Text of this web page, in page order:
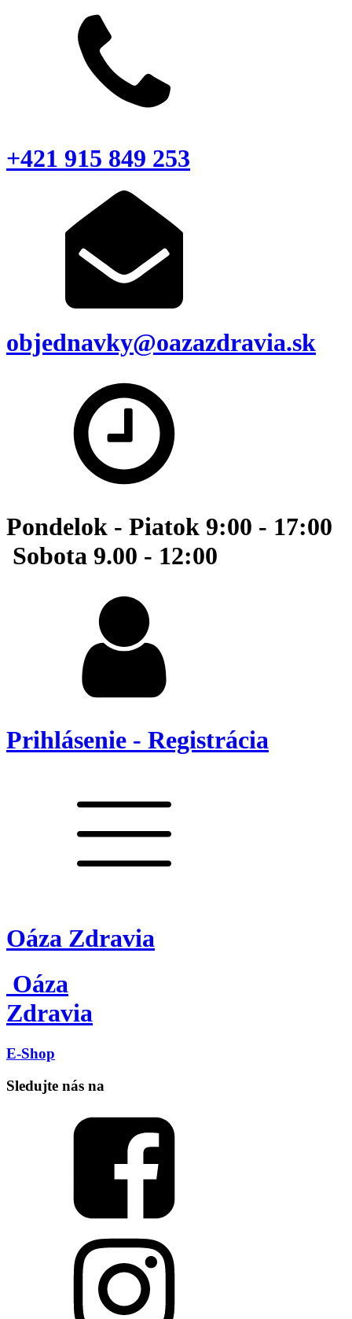
+421 915 849 253
objednavky@oazazdravia.sk
Pondelok - Piatok 9:00 - 17:00
Sobota 9.00 - 12:00
Prihlásenie - Registrácia
Oáza Zdravia
Oáza
Zdravia
E-Shop
Sledujte nás na